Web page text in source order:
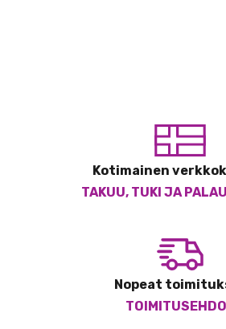
Kotimainen
TAKUU, TUKI JA
Nopeat